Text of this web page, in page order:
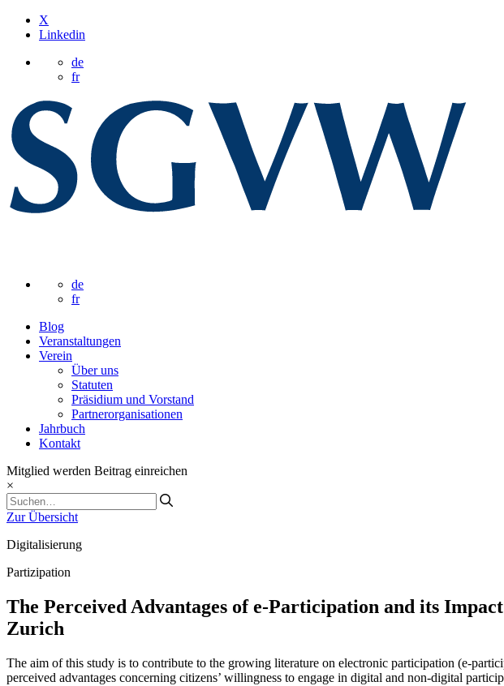
X
Linkedin
de
fr
de
fr
Blog
Veranstaltungen
Verein
Über uns
Statuten
Präsidium und Vorstand
Partnerorganisationen
Jahrbuch
Kontakt
Mitglied werden Beitrag einreichen
×
Zur Übersicht
Digitalisierung
Partizipation
The Perceived Advantages of e-Participation and its
Zurich
The aim of this study is to contribute to the growing literature on electronic participation (e-
perceived advantages concerning citizens’ willingness to engage in digital and non-digital